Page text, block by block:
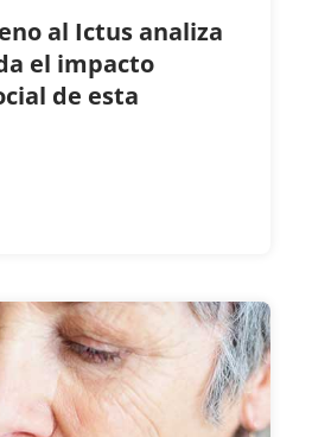
al Ictus analiza
el impacto
de esta